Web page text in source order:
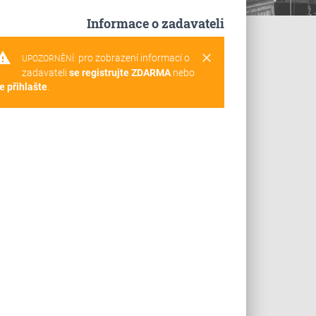
Informace o zadavateli
clear
UPOZORNĚNÍ: pro zobrazení informací o
zadavateli se registrujte ZDARMAnebo
přihlašte.